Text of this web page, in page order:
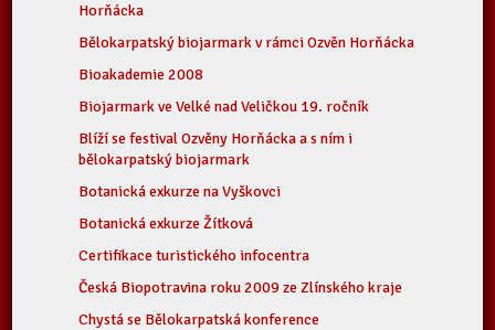
Horňácka
Bělokarpatský biojarmark v rámci Ozvěn Horňácka
Bioakademie 2008
Biojarmark ve Velké nad Veličkou 19. ročník
Blíží se festival Ozvěny Horňácka a s ním i
bělokarpatský biojarmark
Botanická exkurze na Vyškovci
Botanická exkurze Žítková
Certifikace turistického infocentra
Česká Biopotravina roku 2009 ze Zlínského kraje
Chystá se Bělokarpatská konference